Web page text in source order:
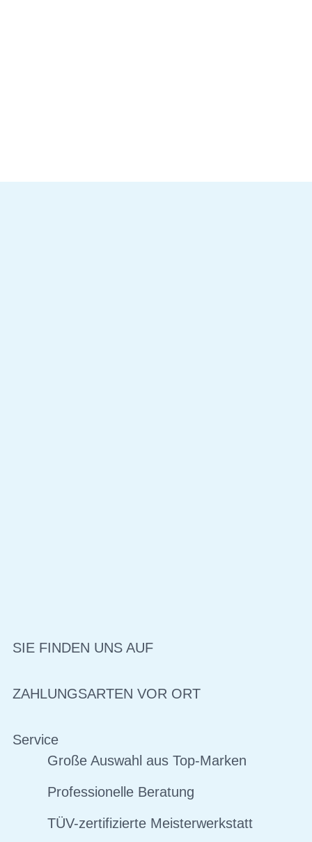
SIE FINDEN UNS AUF
ZAHLUNGSARTEN VOR ORT
Service
Große Auswahl aus Top-Marken
Professionelle Beratung
TÜV-zertifizierte Meisterwerkstatt